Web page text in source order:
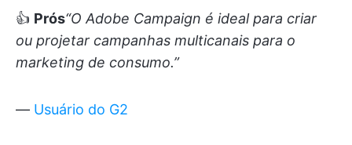
👍 Prós“O Adobe Campaign é ideal para criar
ou projetar campanhas multicanais para o
marketing de consumo.”
— Usuário do G2